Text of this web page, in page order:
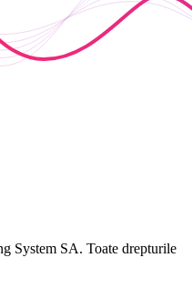
System SA. Toate drepturile